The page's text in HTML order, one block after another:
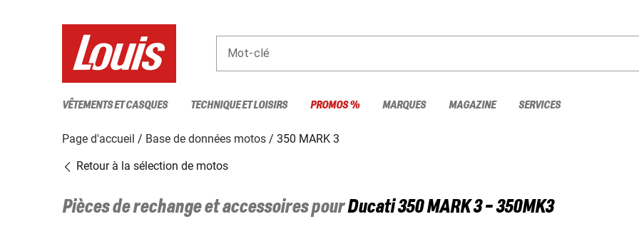
Mot-clé
VÊTEMENTS ET CASQUES TECHNIQUE ET LOISIRS PROMOS % MARQUES MAGAZINE SERVICES
Page d'accueil Base de données motos
350 MARK 3
Retour à la sélection de motos
Pièces de rechange et accessoires pourDucati350 MARK 3 - 350MK3